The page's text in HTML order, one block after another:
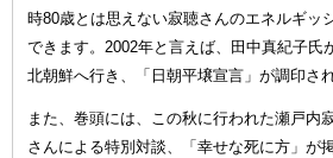
時80歳とは思えない寂聴さんのエネルギッ
できます。2002年と言えば、田中真紀子氏
北朝鮮へ行き、「日朝平壌宣言」が調印さ
また、巻頭には、この秋に行われた瀬戸内
さんによる特別対談、「幸せな死に方」が